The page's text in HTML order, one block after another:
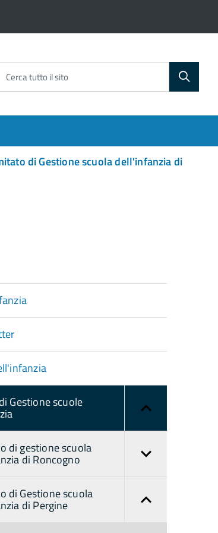
Cerca tutto il sito
di Gestione scuola dell'infanzia di
Gestione scuole
di gestione scuola
di Roncogno
di Gestione scuola
di Pergine